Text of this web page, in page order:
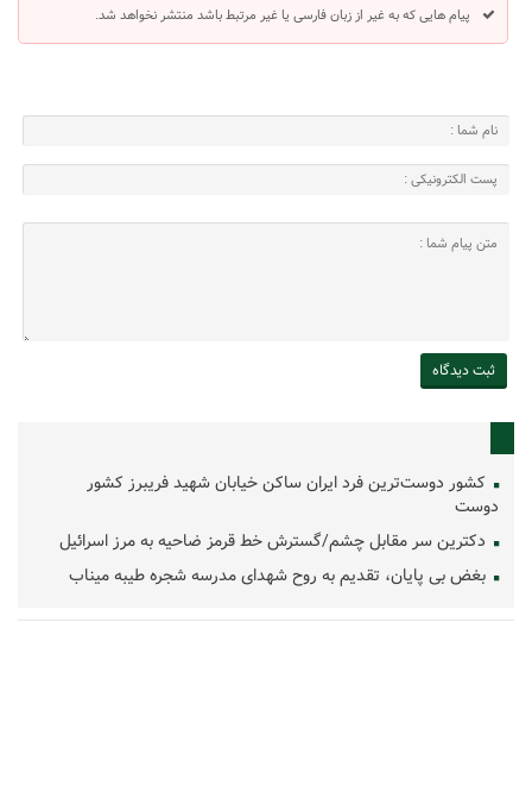
پیام هایی که به غیر از زبان فارسی یا غیر مرتبط باشد منتشر نخواهد شد.
کشور دوست‌ترین فرد ایران ساکن خیابان شهید فریبرز کشور
دوست
دکترین سر مقابل چشم/گسترش خط قرمز ضاحیه به مرز اسرائیل
بغض بی پایان، تقدیم به روح شهدای مدرسه شجره طیبه میناب